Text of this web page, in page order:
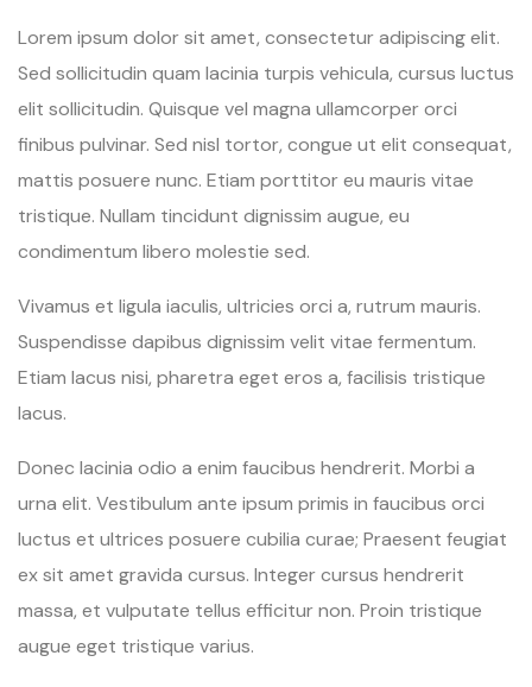
Lorem ipsum dolor sit amet, consectetur adipiscing elit.
Sed sollicitudin quam lacinia turpis vehicula, cursus luctus
elit sollicitudin. Quisque vel magna ullamcorper orci
finibus pulvinar. Sed nisl tortor, congue ut elit consequat,
mattis posuere nunc. Etiam porttitor eu mauris vitae
tristique. Nullam tincidunt dignissim augue, eu
condimentum libero molestie sed.
Vivamus et ligula iaculis, ultricies orci a, rutrum mauris.
Suspendisse dapibus dignissim velit vitae fermentum.
Etiam lacus nisi, pharetra eget eros a, facilisis tristique
lacus.
Donec lacinia odio a enim faucibus hendrerit. Morbi a
urna elit. Vestibulum ante ipsum primis in faucibus orci
luctus et ultrices posuere cubilia curae; Praesent feugiat
ex sit amet gravida cursus. Integer cursus hendrerit
massa, et vulputate tellus efficitur non. Proin tristique
augue eget tristique varius.